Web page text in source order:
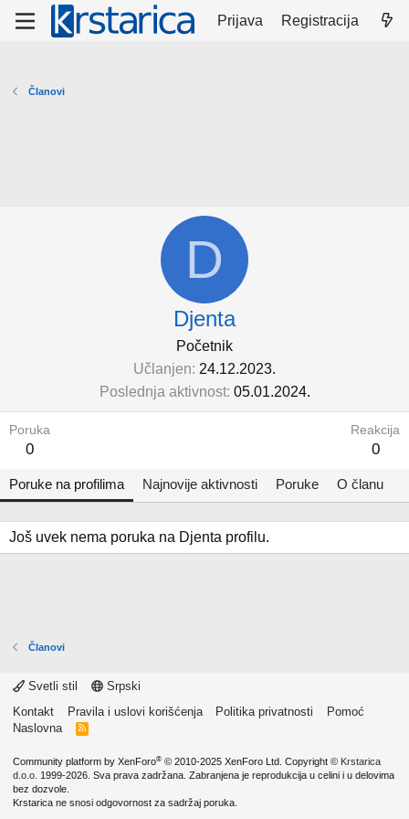
Prijava Registracija
Članovi
D
Djenta
Početnik
Učlanjen 24.12.2023.
Poslednja aktivnost 05.01.2024.
Poruka
0
Reakcija
0
Poruke na profilima Najnovije aktivnosti Poruke O članu
Još uvek nema poruka na Djenta profilu.
Članovi
Svetli stil
Srpski
Kontakt
Pravila i uslovi korišćenja Politika privatnosti
Pomoć
Naslovna
R
Community platform by XenForo® © 2010-2025 XenForo Ltd. Copyright © Krstarica
d.o.o. 1999-2026. Sva prava zadržana. Zabranjena je reprodukcija u celini i u delovima
bez dozvole.
Krstarica ne snosi odgovornost za sadržaj poruka.